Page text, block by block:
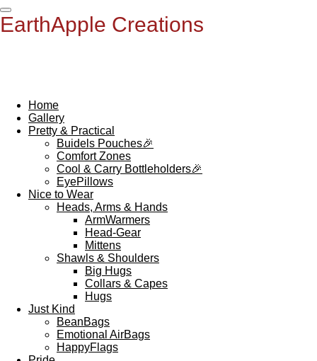
Ga
direct
EarthApple Creations
Home
Gallery
Pretty & Practical
Buidels Pouches🎉
Comfort Zones
Cool & Carry Bottleholders🎉
EyePillows
Nice to Wear
Heads, Arms & Hands
ArmWarmers
Head-Gear
Mittens
Shawls & Shoulders
Big Hugs
Collars & Capes
Hugs
Just Kind
BeanBags
Emotional AirBags
HappyFlags